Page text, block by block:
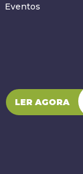
Eventos
LER AGORA